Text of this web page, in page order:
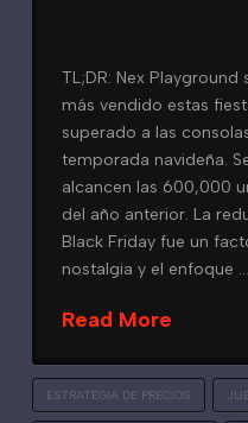
TL;DR: Nex
más vendido estas
superado a las
temporada navideña.
alcancen las 600,000
del año anterior. La
Black Friday fue un
nostalgia y el enfoque …
Read More
ESTRATEGIA DE PRECIOS